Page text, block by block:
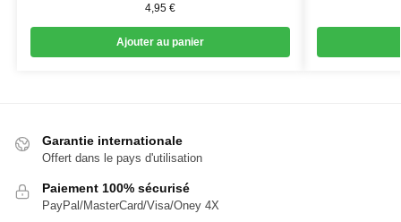
4,95 €
Ajouter au panier
Garantie internationale
Offert dans le pays d'utilisation
Paiement 100% sécurisé
PayPal/MasterCard/Visa/Oney 4X